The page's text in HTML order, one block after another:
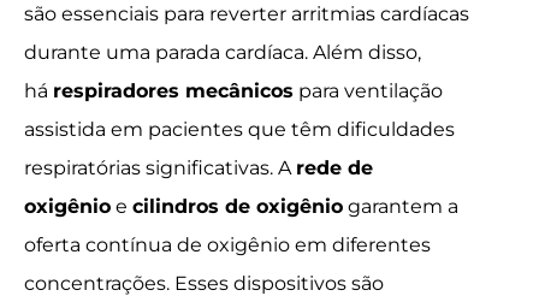
são essenciais para reverter arritmias cardíacas
durante uma parada cardíaca. Além disso,
há respiradores mecânicos para ventilação
assistida em pacientes que têm dificuldades
respiratórias significativas. A rede de
oxigênio e cilindros de oxigênio garantem a
oferta contínua de oxigênio em diferentes
concentrações. Esses dispositivos são